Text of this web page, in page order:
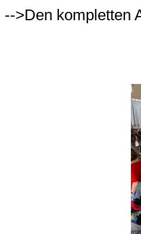
-->Den kompletten